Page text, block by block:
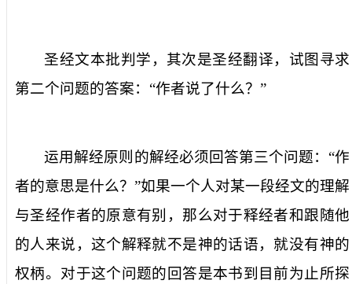
圣经文本批判学，其次是圣经翻译，试图寻求
第二个问题的答案：“作者说了什么？”
运用解经原则的解经必须回答第三个问题：“作
者的意思是什么？”如果一个人对某一段经文的理解
与圣经作者的原意有别，那么对于释经者和跟随他
的人来说，这个解释就不是神的话语，就没有神的
权柄。对于这个问题的回答是本书到目前为止所探